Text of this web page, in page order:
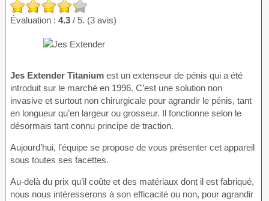
Évaluation : 4.3 / 5. (3 avis)
Jes Extender Titanium est un extenseur de pénis qui a été
introduit sur le marché en 1996. C’est une solution non
invasive et surtout non chirurgicale pour agrandir le pénis, tant
en longueur qu’en largeur ou grosseur. Il fonctionne selon le
désormais tant connu principe de traction.
Aujourd’hui, l’équipe se propose de vous présenter cet appareil
sous toutes ses facettes.
Au-delà du prix qu’il coûte et des matériaux dont il est fabriqué,
nous nous intéresserons à son efficacité ou non, pour agrandir